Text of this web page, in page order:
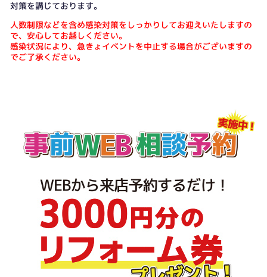
対策を講じております。
人数制限などを含め感染対策をしっかりしてお迎えいたしますの
で、安心してお越しください。
感染状況により、急きょイベントを中止する場合がございますの
でご了承ください。